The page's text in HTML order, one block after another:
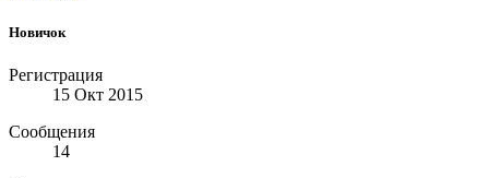
Новичок
Регистрация
15 Окт 2015
Сообщения
14